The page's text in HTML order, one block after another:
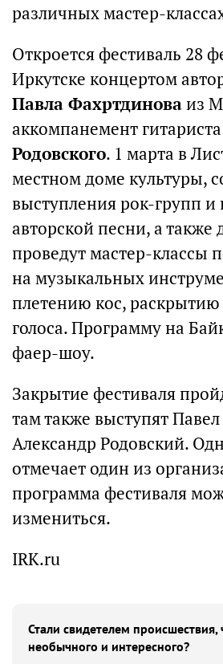
различных мастер-
Откроется фестиваль 28
Иркутске концертом
Павла Фахртдиноваиз
аккомпанемент гитариста
Родовского. 1 марта в
местном доме культуры,
выступления рок-групп и
авторской песни, а также
проведут мастер-классы
на музыкальных
плетению кос,
голоса. Программу на
фаер-шоу.
Закрытие фестиваля
там также выступят
Александр Родовский.
отмечает один из
программа фестиваля
измениться.
IRK.ru
Стали свидетелем происшествия,
необычного и интересного?